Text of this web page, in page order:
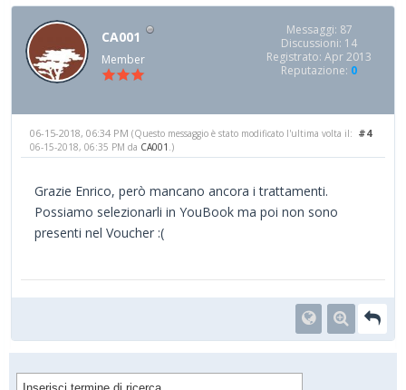
CA001
Member
Messaggi: 87
Discussioni: 14
Registrato: Apr 2013
Reputazione: 0
#4
06-15-2018, 06:34 PM (Questo messaggio è stato modificato l'ultima volta il:
06-15-2018, 06:35 PM da CA001 .)
Grazie Enrico, però mancano ancora i trattamenti.
Possiamo selezionarli in YouBook ma poi non sono
presenti nel Voucher :(